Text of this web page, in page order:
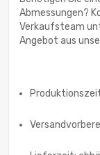
Abmessungen?
Verkaufsteam
Angebot aus